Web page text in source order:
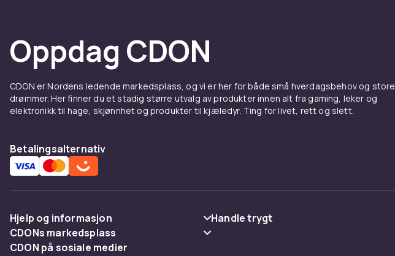
eksakt temperaturkontroll.
kamadogriller i keramikk og moderne
lengre røyking av kjøtt, fisk og
Oppdag CDON
CDON er Nordens ledende markedsplass, og vi er her for både små hverdagsbehov og store
drømmer. Her finner du et stadig større utvalg av produkter innen alt fra gaming, leker og
elektronikk til hage, skjønnhet og produkter til kjæledyr. Ting for livet, rett og slett.
Betalingsalternativ
Hjelp og informasjon
Vanlige spørsmål
Handle trygt
CDONs markedsplass
Merchant Help Center
CDON på sosiale medier